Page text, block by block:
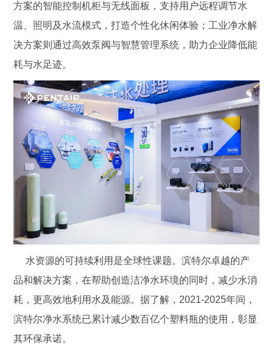
方案的智能控制机柜与无线面板，支持用户远程调节水
温、照明及水流模式，打造个性化休闲体验；工业净水解
决方案则通过高效泵阀与智慧管理系统，助力企业降低能
耗与水足迹。
水资源的可持续利用是全球性课题。滨特尔卓越的产
品和解决方案，在帮助创造洁净水环境的同时，减少水消
耗，更高效地利用水及能源。据了解，2021-2025年间，
滨特尔净水系统已累计减少数百亿个塑料瓶的使用，彰显
其环保承诺。